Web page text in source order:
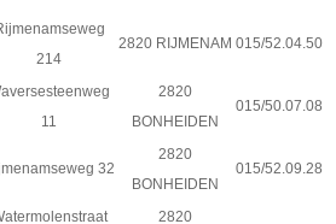
214
2820 RIJMENAM 015/52.04.50
11
2820
BONHEIDEN
015/50.07.08
32
2820
BONHEIDEN
015/52.09.28
2820